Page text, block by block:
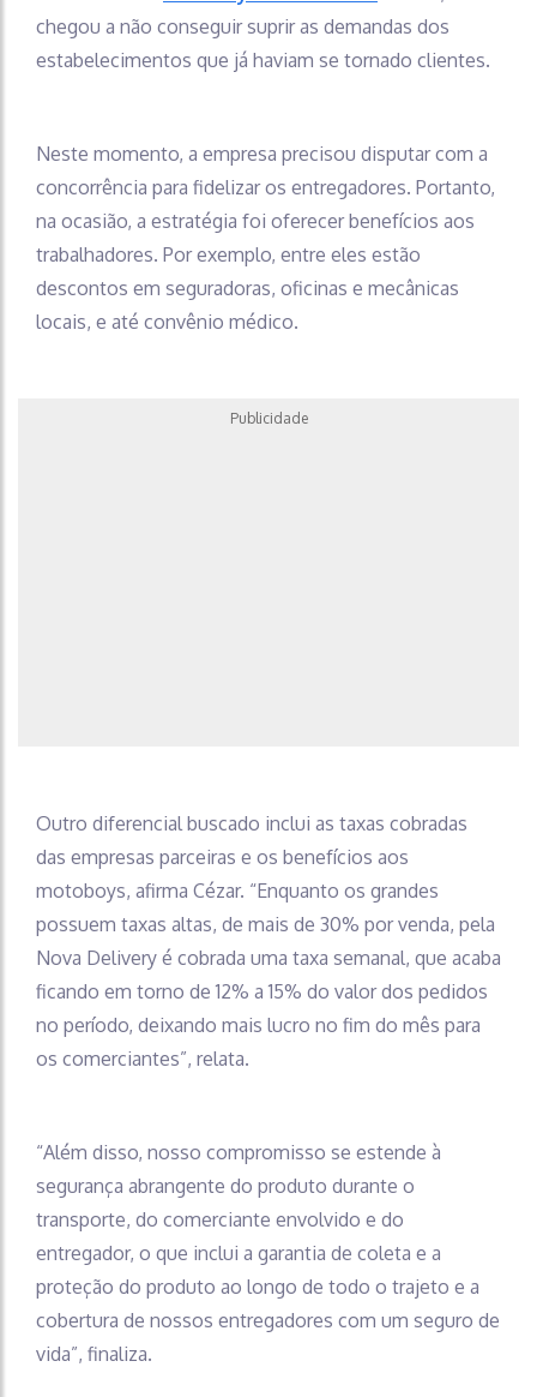
chegou a não conseguir suprir as demandas dos
estabelecimentos que já haviam se tornado clientes.
Neste momento, a empresa precisou disputar com a
concorrência para fidelizar os entregadores. Portanto,
na ocasião, a estratégia foi oferecer benefícios aos
trabalhadores. Por exemplo, entre eles estão
descontos em seguradoras, oficinas e mecânicas
locais, e até convênio médico.
Publicidade
Outro diferencial buscado inclui as taxas cobradas
das empresas parceiras e os benefícios aos
motoboys, afirma Cézar. “Enquanto os grandes
possuem taxas altas, de mais de 30% por venda, pela
Nova Delivery é cobrada uma taxa semanal, que acaba
ficando em torno de 12% a 15% do valor dos pedidos
no período, deixando mais lucro no fim do mês para
os comerciantes”, relata.
“Além disso, nosso compromisso se estende à
segurança abrangente do produto durante o
transporte, do comerciante envolvido e do
entregador, o que inclui a garantia de coleta e a
proteção do produto ao longo de todo o trajeto e a
cobertura de nossos entregadores com um seguro de
vida”, finaliza.